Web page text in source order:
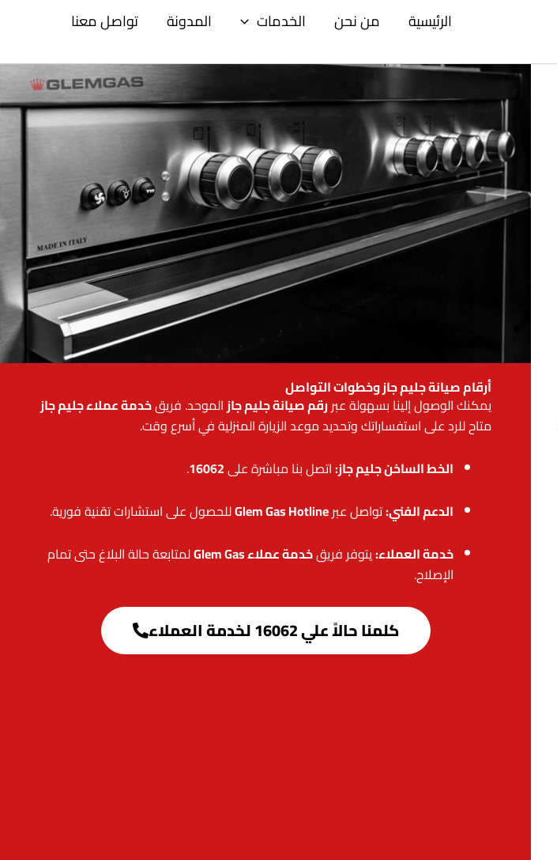
الرئيسية من نحن الخدمات المدونة تواصل معنا
أرقام صيانة جليم جاز وخطوات التواصل
يمكنك الوصول إلينا بسهولة عبر رقم صيانة جليم جاز الموحد. فريقخدمة عملاء جليم جاز
متاح للرد على استفساراتك وتحديد موعد الزيارة المنزلية في أسرع وقت.
الخط الساخن جليم جاز:اتصل بنا مباشرة على16062
.
الدعم الفني:تواصل عبرGlem Gas Hotlineللحصول على استشارات تقنية فورية.
خدمة العملاء:يتوفر فريقخدمة عملاء Glem Gas
لمتابعة حالة البلاغ حتى تمام
الإصلاح.
كلمنا حالاً علي 16062 لخدمة العملاء